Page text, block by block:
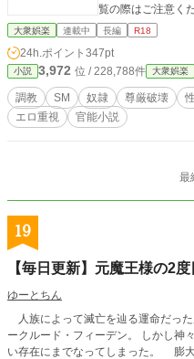
覧の際はご注意く
大衆娯楽 連載中 長編 R18
24h.ポイント 347pt
小説 3,972 位 / 228,788件 大衆娯楽
調教 SM 奴隷 尊厳破壊
エロ重視
官能小説
最
19
【毎日更新】元魔王様の2
ゆーとちん
人族によって滅亡を辿る運命だっ
ークルード・フィーデン。 しかし神
い存在にまでなってしまった。 膨大に膨れ上がる魔力は自分が救った魔族ま